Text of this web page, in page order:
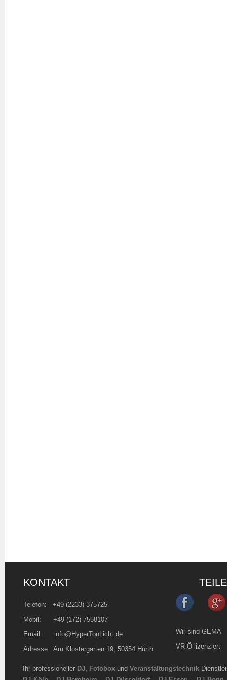
KONTAKT
Telefon: +49 (2233) 375725
Mobil: +49 (172) 7558107
Email: info@HyperTonLicht.de
Adresse: Am Klostergarten 19, 50354 Hürth
Ihr professioneller DJ, Fotobox und Veranstaltungstechnik
Wir sind GEMA
VR-Ö lizenziert